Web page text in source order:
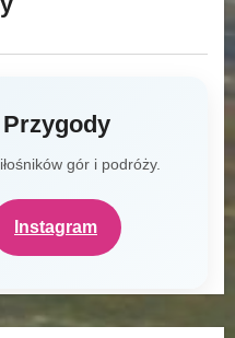
gór i podróży.
Instagram